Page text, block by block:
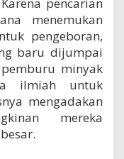
menemukan
pengeboran,
baru dijumpai
minyak
ilmiah untuk
mengadakan
mereka